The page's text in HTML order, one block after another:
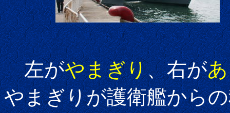
左がやまぎり、右が
やまぎりが護衛艦から